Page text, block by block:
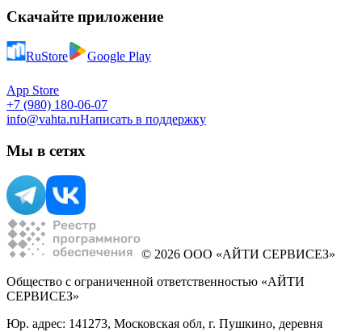
Скачайте приложение
RuStore Google Play
App Store
+7 (980) 180-06-07
info@vahta.ruНаписать в поддержку
Мы в сетях
© 2026 ООО «АЙТИ СЕРВИСЕЗ»
Общество с ограниченной ответственностью «АЙТИ
СЕРВИСЕЗ»
Юр. адрес: 141273, Московская обл, г. Пушкино, деревня